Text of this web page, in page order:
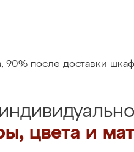
90% после доставки
цвета и